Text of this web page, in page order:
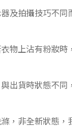
及拍攝技巧不同
物上沾有粉妝時
出貨時狀態不同
，非全新狀態，